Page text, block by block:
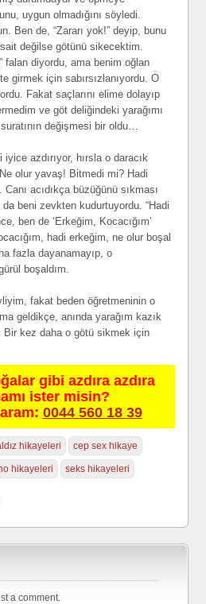
uygun olmadığını söyledi.
Ben de, “Zararı yok!” deyip, bunu
değilse götünü sikecektim.
falan diyordu, ama benim oğlan
girmek için sabırsızlanıyordu. O
Fakat saçlarını elime dolayıp
ve göt deliğindeki yarağımı
değişmesi bir oldu…
azdırıyor, hırsla o daracık
olur yavaş! Bitmedi mi? Hadi
acıdıkça büzüğünü sıkması
beni zevkten kudurtuyordu. “Hadi
ben de ‘Erkeğim, Kocacığım’
hadi erkeğim, ne olur boşal
fazla dayanamayıp, o
boşaldım.
fakat beden öğretmeninin o
geldikçe, anında yarağım kazık
Bir kez daha o götü sikmek için
gibi azdıra azdıra
ister misin?
0044 560 18 39
hikayeleri cep sex hikaye
hikayeleri seks hikayeleri
a comment.